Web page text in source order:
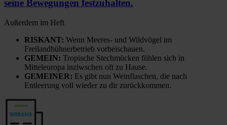
seine Bewegungen festzuhalten.
Außerdem im Heft
RISKANT: Wenn Meeres- und Wildvögel im
Freilandhühnerbetrieb vorbeischauen.
GEMEIN: Tropische Stechmücken fühlen sich in
Mitteleuropa inziwschen oft zu Hause.
GEMEINER: Es gibt nun Weinflaschen, die nach
Entleerung voll wieder zu dir zurückkommen.